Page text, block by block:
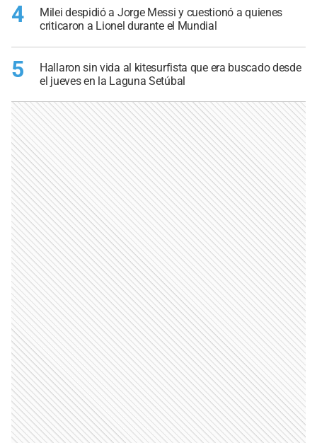
4
Milei despidió a Jorge Messi y cuestionó a quienes
criticaron a Lionel durante el Mundial
5
Hallaron sin vida al kitesurfista que era buscado desde
el jueves en la Laguna Setúbal